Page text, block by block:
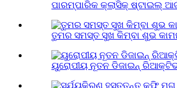
ପାରମ୍ପାରିକ କ୍ଲାସିକ୍ ଷ୍ଟାଇଲ୍
ତୁମର ସମସ୍ତ ସୁଖ କିମ୍ବା ଶୁଭ
ୟୁରୋପୀୟ ନୂତନ ଡିଜାଇନ୍